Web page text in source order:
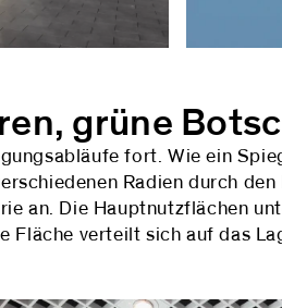
grüne
fort. Wie ein
Radien durch
an. Die Hauptnutzflächen
Fläche verteilt sich auf das